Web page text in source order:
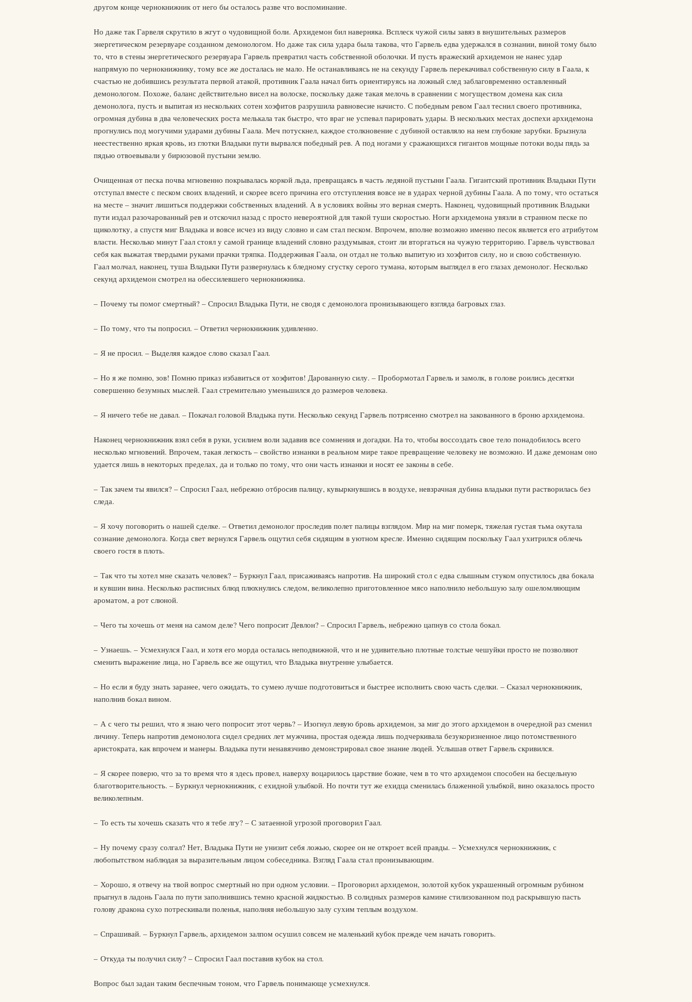
другом конце чернокнижник от него бы осталось разве что воспоминание.
Но даже так Гарвеля скрутило в жгут о чудовищной боли. Архидемон бил наверняка. Всплеск чужой силы завяз в внушительных размеров
энергетическом резервуаре созданном демонологом. Но даже так сила удара была такова, что Гарвель едва удержался в сознании, виной тому было
то, что в стены энергетического резервуара Гарвель превратил часть собственной оболочки. И пусть вражеский архидемон не нанес удар
напрямую по чернокнижнику, тому все же досталась не мало. Не останавливаясь не на секунду Гарвель перекачивал собственную силу в Гаала, к
счастью не добившись результата первой атакой, противник Гаала начал бить ориентируясь на ложный след заблаговременно оставленный
демонологом. Похоже, баланс действительно висел на волоске, поскольку даже такая мелочь в сравнении с могуществом домена как сила
демонолога, пусть и выпитая из нескольких сотен хоэфитов разрушила равновесие начисто. С победным ревом Гаал теснил своего противника,
огромная дубина в два человеческих роста мелькала так быстро, что враг не успевал парировать удары. В нескольких местах доспехи архидемона
прогнулись под могучими ударами дубины Гаала. Меч потускнел, каждое столкновение с дубиной оставляло на нем глубокие зарубки. Брызнула
неестественно яркая кровь, из глотки Владыки пути вырвался победный рев. А под ногами у сражающихся гигантов мощные потоки воды пядь за
пядью отвоевывали у бирюзовой пустыни землю.
Очищенная от песка почва мгновенно покрывалась коркой льда, превращаясь в часть ледяной пустыни Гаала. Гигантский противник Владыки Пути
отступал вместе с песком своих владений, и скорее всего причина его отступления вовсе не в ударах черной дубины Гаала. А по тому, что остаться
на месте – значит лишиться поддержки собственных владений. А в условиях войны это верная смерть. Наконец, чудовищный противник Владыки
пути издал разочарованный рев и отскочил назад с просто невероятной для такой туши скоростью. Ноги архидемона увязли в странном песке по
щиколотку, а спустя миг Владыка и вовсе исчез из виду словно и сам стал песком. Впрочем, вполне возможно именно песок является его атрибутом
власти. Несколько минут Гаал стоял у самой границе владений словно раздумывая, стоит ли вторгаться на чужую территорию. Гарвель чувствовал
себя как выжатая твердыми руками прачки тряпка. Поддерживая Гаала, он отдал не только выпитую из хоэфитов силу, но и свою собственную.
Гаал молчал, наконец, туша Владыки Пути развернулась к бледному сгустку серого тумана, которым выглядел в его глазах демонолог. Несколько
секунд архидемон смотрел на обессилевшего чернокнижника.
– Почему ты помог смертный? – Спросил Владыка Пути, не сводя с демонолога пронизывающего взгляда багровых глаз.
– По тому, что ты попросил. – Ответил чернокнижник удивленно.
– Я не просил. – Выделяя каждое слово сказал Гаал.
– Но я же помню, зов! Помню приказ избавиться от хоэфитов! Дарованную силу. – Пробормотал Гарвель и замолк, в голове роились десятки
совершенно безумных мыслей. Гаал стремительно уменьшился до размеров человека.
– Я ничего тебе не давал. – Покачал головой Владыка пути. Несколько секунд Гарвель потрясенно смотрел на закованного в броню архидемона.
Наконец чернокнижник взял себя в руки, усилием воли задавив все сомнения и догадки. На то, чтобы воссоздать свое тело понадобилось всего
несколько мгновений. Впрочем, такая легкость – свойство изнанки в реальном мире такое превращение человеку не возможно. И даже демонам оно
удается лишь в некоторых пределах, да и только по тому, что они часть изнанки и носят ее законы в себе.
– Так зачем ты явился? – Спросил Гаал, небрежно отбросив палицу, кувыркнувшись в воздухе, невзрачная дубина владыки пути растворилась без
следа.
– Я хочу поговорить о нашей сделке. – Ответил демонолог проследив полет палицы взглядом. Мир на миг померк, тяжелая густая тьма окутала
сознание демонолога. Когда свет вернулся Гарвель ощутил себя сидящим в уютном кресле. Именно сидящим поскольку Гаал ухитрился облечь
своего гостя в плоть.
– Так что ты хотел мне сказать человек? – Буркнул Гаал, присаживаясь напротив. На широкий стол с едва слышным стуком опустилось два бокала
и кувшин вина. Несколько расписных блюд плюхнулись следом, великолепно приготовленное мясо наполнило небольшую залу ошеломляющим
ароматом, а рот слюной.
– Чего ты хочешь от меня на самом деле? Чего попросит Девлон? – Спросил Гарвель, небрежно цапнув со стола бокал.
– Узнаешь. – Усмехнулся Гаал, и хотя его морда осталась неподвижной, что и не удивительно плотные толстые чешуйки просто не позволяют
сменить выражение лица, но Гарвель все же ощутил, что Владыка внутренне улыбается.
– Но если я буду знать заранее, чего ожидать, то сумею лучше подготовиться и быстрее исполнить свою часть сделки. – Сказал чернокнижник,
наполнив бокал вином.
– А с чего ты решил, что я знаю чего попросит этот червь? – Изогнул левую бровь архидемон, за миг до этого архидемон в очередной раз сменил
личину. Теперь напротив демонолога сидел средних лет мужчина, простая одежда лишь подчеркивала безукоризненное лицо потомственного
аристократа, как впрочем и манеры. Владыка пути ненавязчиво демонстрировал свое знание людей. Услышав ответ Гарвель скривился.
– Я скорее поверю, что за то время что я здесь провел, наверху воцарилось царствие божие, чем в то что архидемон способен на бесцельную
благотворительность. – Буркнул чернокнижник, с ехидной улыбкой. Но почти тут же ехидца сменилась блаженной улыбкой, вино оказалось просто
великолепным.
– То есть ты хочешь сказать что я тебе лгу? – С затаенной угрозой проговорил Гаал.
– Ну почему сразу солгал? Нет, Владыка Пути не унизит себя ложью, скорее он не откроет всей правды. – Усмехнулся чернокнижник, с
любопытством наблюдая за выразительным лицом собеседника. Взгляд Гаала стал пронизывающим.
– Хорошо, я отвечу на твой вопрос смертный но при одном условии. – Проговорил архидемон, золотой кубок украшенный огромным рубином
прыгнул в ладонь Гаала по пути заполнившись темно красной жидкостью. В солидных размеров камине стилизованном под раскрывшую пасть
голову дракона сухо потрескивали поленья, наполняя небольшую залу сухим теплым воздухом.
– Спрашивай. – Буркнул Гарвель, архидемон залпом осушил совсем не маленький кубок прежде чем начать говорить.
– Откуда ты получил силу? – Спросил Гаал поставив кубок на стол.
Вопрос был задан таким беспечным тоном, что Гарвель понимающе усмехнулся.